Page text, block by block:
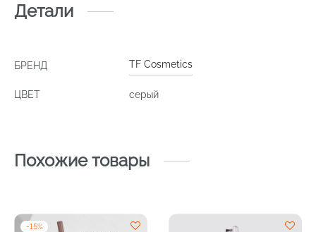
Детали
БРЕНД TF Cosmetics
ЦВЕТ серый
Похожие товары
-15%